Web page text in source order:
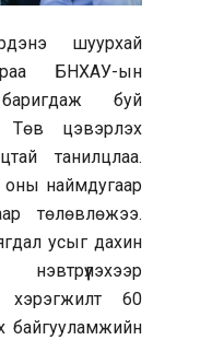
шуурхай
БНХАУ-ын
буй
Төв цэвэрлэх
танилцлаа.
оны наймдугаар
төлөвлөжээ.
усыг дахин
хэрэгжилт 60
байгууламжийн